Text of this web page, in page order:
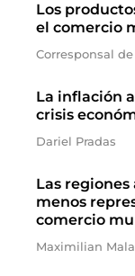
Los
el comercio
Corresponsal de
La inflación
crisis
Dariel Pradas
Las regiones
menos
comercio
Maximilian